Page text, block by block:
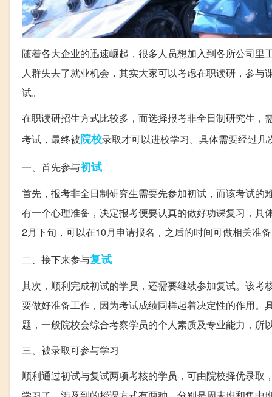
随着各大企业的迅速崛起，很多人员想加入到各所公司
人群失去了就业机会，其实大家可以考虑在职读研，参
试。
在职读研招生方式比较多，而选择报考非全日制研究生
考试，最终被院校录取才可以进校学习。具体需要经过
一、首先参与初试
首先，报考非全日制研究生需要先参加初试，而该考试
有一个心理准备，决定报考便要认真的做好功课复习，
2月下旬，可以在10月申请报名，之后的时间可做相关准
二、接下来参与复试
其次，顺利完成初试的学员，还需要继续参加复试。该
要做好准备工作，因为考试成绩同样起着决定性的作用
题，一般院校会综合考察学员的个人素质及专业能力，
三、被录取可参与学习
顺利通过初试与复试两项考核的学员，可由院校择优录